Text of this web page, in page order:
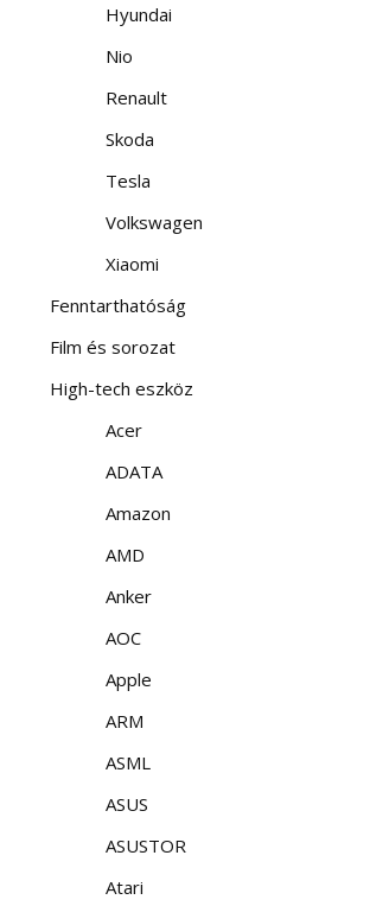
Hyundai
Nio
Renault
Skoda
Tesla
Volkswagen
Xiaomi
Fenntarthatóság
Film és sorozat
High-tech eszköz
Acer
ADATA
Amazon
AMD
Anker
AOC
Apple
ARM
ASML
ASUS
ASUSTOR
Atari